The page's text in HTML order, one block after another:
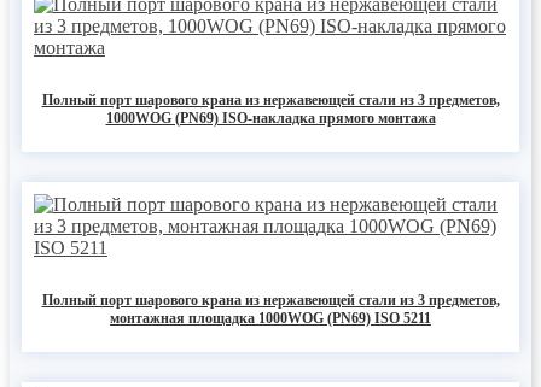
Полный порт шарового крана из нержавеющей стали из 3 предметов,
1000WOG (PN69) ISO-накладка прямого монтажа
Полный порт шарового крана из нержавеющей стали из 3 предметов,
монтажная площадка 1000WOG (PN69) ISO 5211